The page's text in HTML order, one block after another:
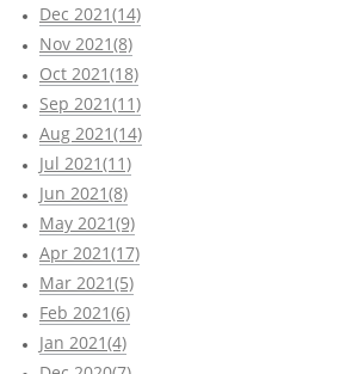
Dec 2021(14)
Nov 2021(8)
Oct 2021(18)
Sep 2021(11)
Aug 2021(14)
Jul 2021(11)
Jun 2021(8)
May 2021(9)
Apr 2021(17)
Mar 2021(5)
Feb 2021(6)
Jan 2021(4)